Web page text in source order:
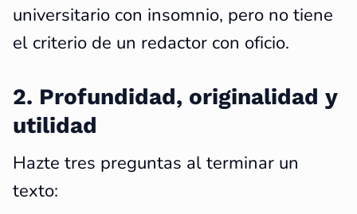
universitario con insomnio, pero no tiene
el criterio de un redactor con oficio.
2. Profundidad, originalidad y
utilidad
Hazte tres preguntas al terminar un
texto: